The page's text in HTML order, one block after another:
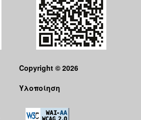
Copyright © 2026
Υλοποίηση